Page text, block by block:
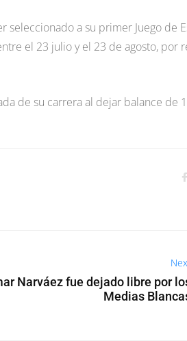
a su primer Juego de
el 23 julio y el 23 de agosto, por
de su carrera al dejar balance de
Narváez fue dejado libre por
Medias